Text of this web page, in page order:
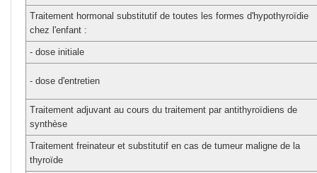
Traitement hormonal substitutif de toutes les formes d'hypothyroïdie
chez l'enfant :
- dose initiale
- dose d'entretien
Traitement adjuvant au cours du traitement par antithyroïdiens de
synthèse
Traitement freinateur et substitutif en cas de tumeur maligne de la
thyroïde